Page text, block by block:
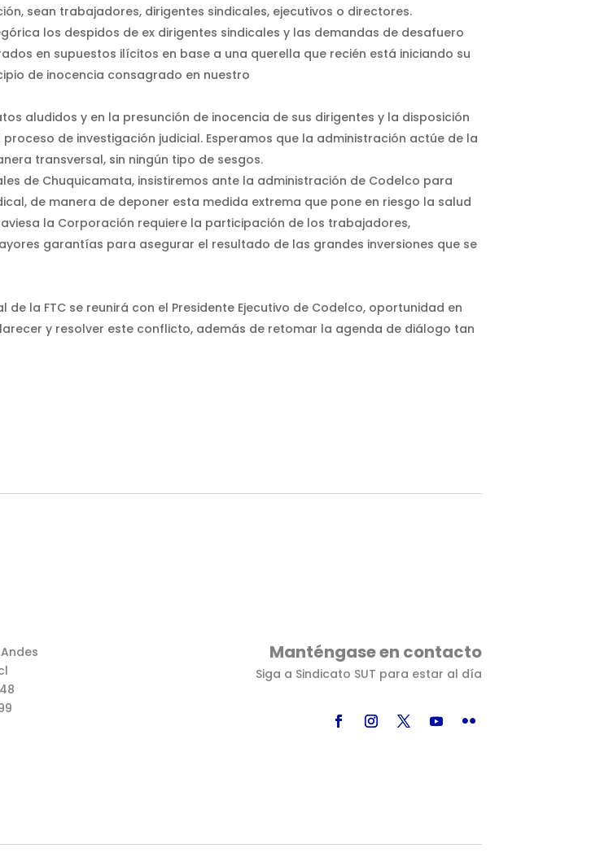
sean trabajadores, dirigentes sindicales, ejecutivos o directores.
los despidos de ex dirigentes sindicales y las demandas de desafuero
en supuestos ilícitos en base a una querella que recién está iniciando su
de inocencia consagrado en nuestro
aludidos y en la presunción de inocencia de sus dirigentes y la disposición
de investigación judicial. Esperamos que la administración actúe de la
transversal, sin ningún tipo de sesgos.
de Chuquicamata, insistiremos ante la administración de Codelco para
de manera de deponer esta medida extrema que pone en riesgo la salud
la Corporación requiere la participación de los trabajadores,
garantías para asegurar el resultado de las grandes inversiones que se
la FTC se reunirá con el Presidente Ejecutivo de Codelco, oportunidad en
y resolver este conflicto, además de retomar la agenda de diálogo tan
Manténgase en contacto
Siga a Sindicato SUT para estar al día